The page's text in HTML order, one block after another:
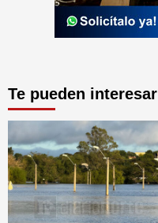
Te pueden interesar